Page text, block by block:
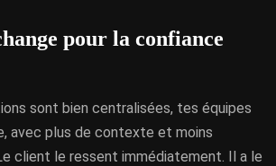
pour la confiance
sont bien centralisées, tes équipes
avec plus de contexte et moins
client le ressent immédiatement. Il a le